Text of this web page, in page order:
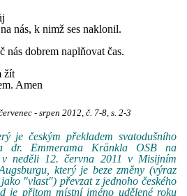
nás, k nimž ses naklonil.
nás dobrem naplňovat čas.
žít
Amen
- srpen 2012, č. 7-8, s. 2-3
je českým překladem svatodušního
dr. Emmerama Kränkla OSB na
v neděli 12. června 2011 v Misijním
který je beze změny (výraz
"vlast") převzat z jednoho českého
je přitom místní jméno udělené roku